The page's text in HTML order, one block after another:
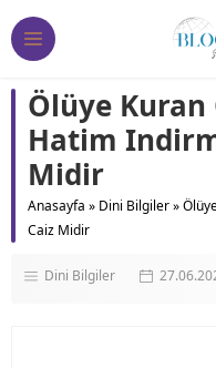
Ölüye Kuran
Hatim
Midir
Anasayfa » Dini Bilgiler»
Caiz Midir
Dini Bilgiler